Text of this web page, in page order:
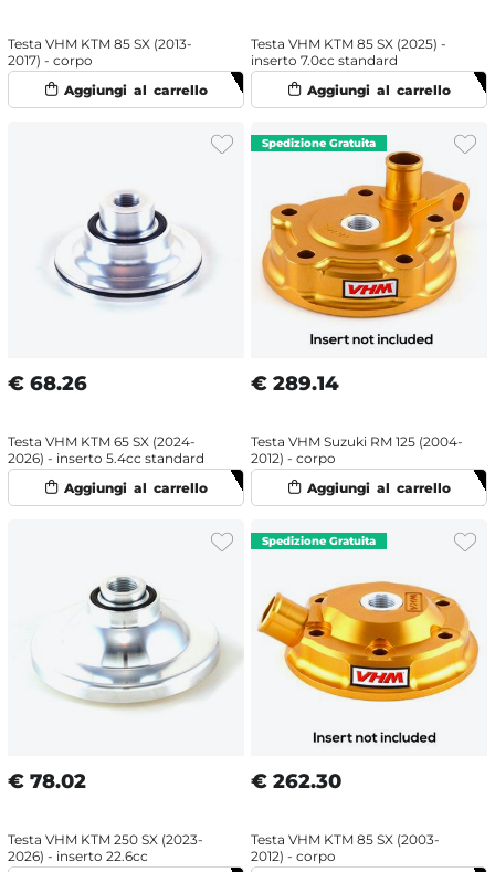
Testa VHM KTM 85 SX (2013-
2017) - corpo
Testa VHM KTM 85 SX (2025) -
inserto 7.0cc standard
€ 68.26
Testa VHM KTM 65 SX (2024-
2026) - inserto 5.4cc standard
€ 289.14
Testa VHM Suzuki RM 125 (2004-
2012) - corpo
€ 78.02
Testa VHM KTM 250 SX (2023-
2026) - inserto 22.6cc
€ 262.30
Testa VHM KTM 85 SX (2003-
2012) - corpo